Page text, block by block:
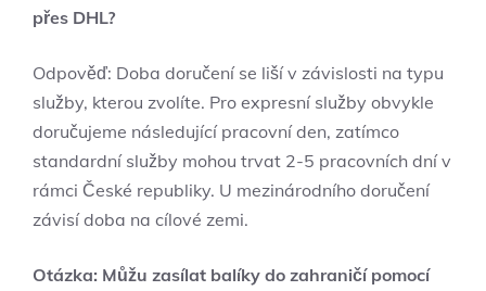
přes DHL?
Odpověď: Doba doručení se liší v závislosti na typu
služby, kterou zvolíte. Pro expresní služby obvykle
doručujeme následující pracovní den, zatímco
standardní služby mohou trvat 2-5 pracovních dní v
rámci České republiky. U mezinárodního doručení
závisí doba na cílové zemi.
Otázka: Můžu zasílat balíky do zahraničí pomocí